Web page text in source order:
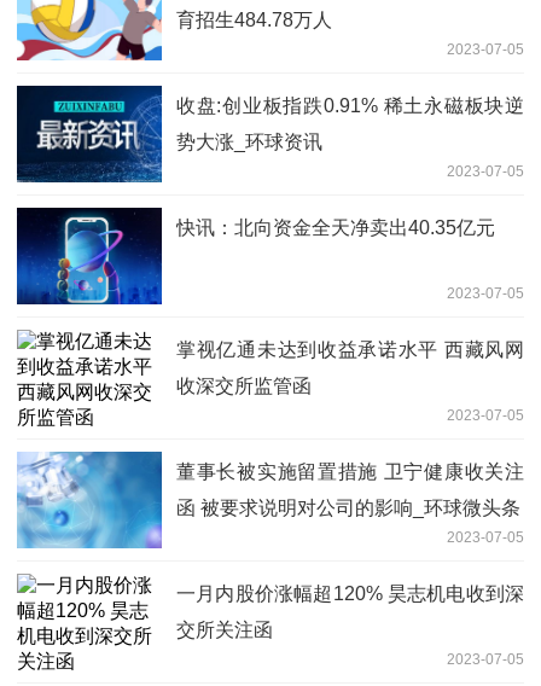
育招生484.78万人
2023-07-05
收盘:创业板指跌0.91% 稀土永磁板块逆
势大涨_环球资讯
2023-07-05
快讯：​北向资金全天净卖出40.35亿元
2023-07-05
掌视亿通未达到收益承诺水平 西藏风网
收深交所监管函
2023-07-05
董事长被实施留置措施 卫宁健康收关注
函 被要求说明对公司的影响_环球微头条
2023-07-05
一月内股价涨幅超120% 昊志机电收到深
交所关注函
2023-07-05